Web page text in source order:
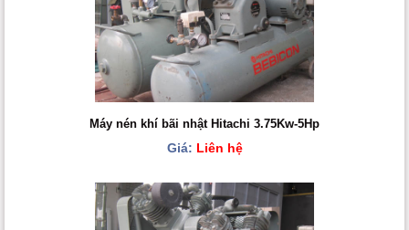
Máy nén khí bãi nhật Hitachi 3.75Kw-5Hp
Giá: Liên hệ